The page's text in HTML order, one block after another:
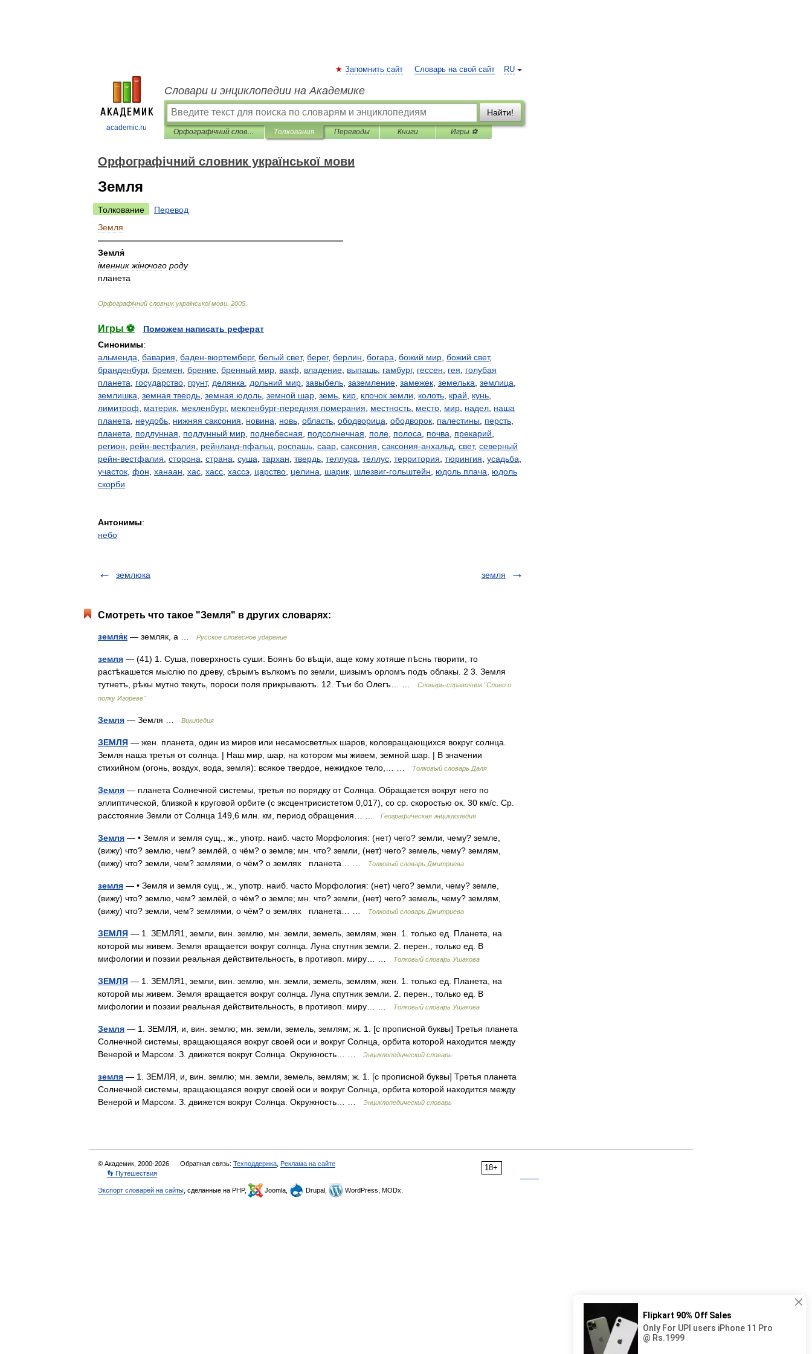
academic.ru
RU
Запомнить сайт Словарь на свой сайт
Словари и энциклопедии на Академике
Найти!
Орфографічний словник української мови Толкования Переводы Книги Игры ⚽
Орфографічний словник української мови
Земля
Толкование
Перевод
Земля
—————————————————————————————
Земля́
іменник жіночого роду
планета
Орфографічний словник української мови 2005
Игры ⚽
Поможем написать реферат
Синонимы:
альменда бавария баден-вюртемберг, белый свет, берег, берлин богара божий мир божий свет,
бранденбург, бремен брение бренный мир вакф владение выпашь гамбург, гессен гея
голубая
планета
государство грунт, делянка дольний мир завыбель заземление замежек земелька землица
землишка земная твердь земная юдоль земной шар земь кир клочок земли колоть край кунь
лимитроф
материк мекленбург, мекленбург-передняя померания местность место мир надел наша
планета
неудобь нижняя саксония новина новь область ободворица ободворок палестины персть
планета
подлунная подлунный мир поднебесная подсолнечная поле полоса почва прекарий
регион
рейн-вестфалия рейнланд-пфальц роспашь саар саксония саксония-анхальд свет, северный
рейн-вестфалия сторона страна суша тархан твердь теллура теллус территория тюрингия усадьба
участок фон ханаан хас хасс хассэ царство целина шарик шлезвиг-гольштейн юдоль плача
юдоль
скорби
Антонимы:
небо
землюка земля
Смотреть что такое "Земля" в других словарях:
земля́к — земляк, а … Русское словесное ударение
земля — (41) 1. Суша, поверхность суши: Боянъ бо вѣщіи, аще кому хотяше пѣснь творити, то
растѣкашется мыслію по древу, сѣрымъ вълкомъ по земли, шизымъ орломъ подъ облакы. 2 3. Земля
тутнетъ, рѣкы мутно текуть, пороси поля прикрываютъ. 12. Тъи бо Олегъ… …
Словарь-справочник "Слово о
полку Игореве"
Земля — Земля … Википедия
ЗЕМЛЯ — жен. планета, один из миров или несамосветлых шаров, коловращающихся вокруг солнца.
Земля наша третья от солнца. | Наш мир, шар, на котором мы живем, земной шар. | В значении
стихийном (огонь, воздух, вода, земля): всякое твердое, нежидкое тело,… …
Толковый словарь Даля
Земля — планета Солнечной системы, третья по порядку от Солнца. Обращается вокруг него по
эллиптической, близкой к круговой орбите (с эксцентрисистетом 0,017), со ср. скоростью ок. 30 км/с. Ср.
расстояние Земли от Солнца 149,6 млн. км, период обращения… …
Географическая энциклопедия
Земля — • Земля и земля сущ., ж., употр. наиб. часто Морфология: (нет) чего? земли, чему? земле,
(вижу) что? землю, чем? землёй, о чём? о земле; мн. что? земли, (нет) чего? земель, чему? землям,
(вижу) что? земли, чем? землями, о чём? о землях планета… …
Толковый словарь Дмитриева
земля — • Земля и земля сущ., ж., употр. наиб. часто Морфология: (нет) чего? земли, чему? земле,
(вижу) что? землю, чем? землёй, о чём? о земле; мн. что? земли, (нет) чего? земель, чему? землям,
(вижу) что? земли, чем? землями, о чём? о землях планета… …
Толковый словарь Дмитриева
ЗЕМЛЯ — 1. ЗЕМЛЯ1, земли, вин. землю, мн. земли, земель, землям, жен. 1. только ед. Планета, на
которой мы живем. Земля вращается вокруг солнца. Луна спутник земли. 2. перен., только ед. В
мифологии и поэзии реальная действительность, в противоп. миру… …
Толковый словарь Ушакова
ЗЕМЛЯ — 1. ЗЕМЛЯ1, земли, вин. землю, мн. земли, земель, землям, жен. 1. только ед. Планета, на
которой мы живем. Земля вращается вокруг солнца. Луна спутник земли. 2. перен., только ед. В
мифологии и поэзии реальная действительность, в противоп. миру… …
Толковый словарь Ушакова
Земля — 1. ЗЕМЛЯ, и, вин. землю; мн. земли, земель, землям; ж. 1. [с прописной буквы] Третья планета
Солнечной системы, вращающаяся вокруг своей оси и вокруг Солнца, орбита которой находится между
Венерой и Марсом. З. движется вокруг Солнца. Окружность… …
Энциклопедический словарь
земля — 1. ЗЕМЛЯ, и, вин. землю; мн. земли, земель, землям; ж. 1. [с прописной буквы] Третья планета
Солнечной системы, вращающаяся вокруг своей оси и вокруг Солнца, орбита которой находится между
Венерой и Марсом. З. движется вокруг Солнца. Окружность… …
Энциклопедический словарь
18+
© Академик, 2000-2026 Обратная связь: Техподдержка Реклама на сайте
👣 Путешествия
Экспорт словарей на сайты , сделанные на PHP, Joomla, Drupal, WordPress, MODx.